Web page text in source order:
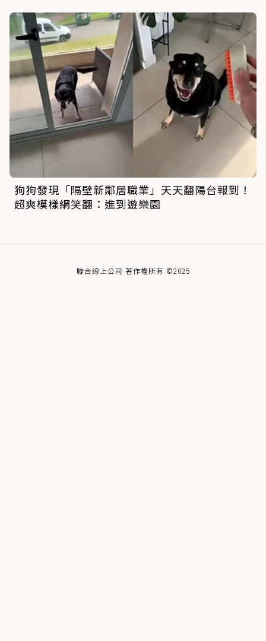
狗狗發現「隔壁新鄰居職業」天天翻陽台報到！
超爽模樣網笑翻：進到遊樂園
聯合線上公司 著作權所有 ©2025